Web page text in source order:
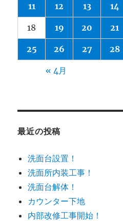
11 12 13 14
18 19 20 21
25 26 27 28
« 4月
最近の投稿
洗面台設置！
洗面所内装工事！
洗面台解体！
カウンター下地
内部改修工事開始！